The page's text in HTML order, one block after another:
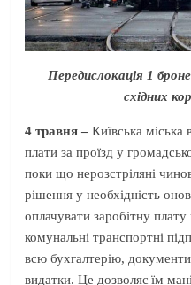
Передислокація 1
східних
4 травня –Київська міська
плати за проїзд у
поки що нерозстріляні
рішення у необхідність
оплачувати заробітну
комунальні транспортні
всю бухгалтерію,
видатки. Це дозволяє їм